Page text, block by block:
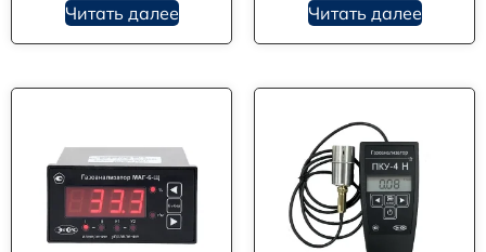
Читать далее Читать далее